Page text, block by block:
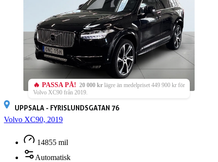
🔥 PASSA PÅ! 20 000 kr lägre än medelpriset 449 900 kr för
Volvo XC90 från 2019.
UPPSALA - FYRISLUNDSGATAN 76
Volvo XC90, 2019
14855 mil
Automatisk